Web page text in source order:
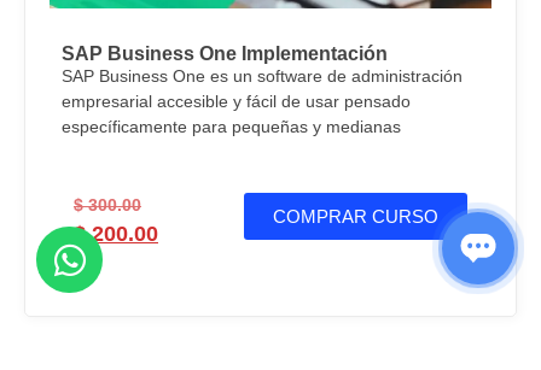
SAP Business One Implementación
SAP Business One es un software de administración
empresarial accesible y fácil de usar pensado
específicamente para pequeñas y medianas
$300.00
$200.00
COMPRAR CURSO